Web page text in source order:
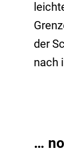
der
nach
…